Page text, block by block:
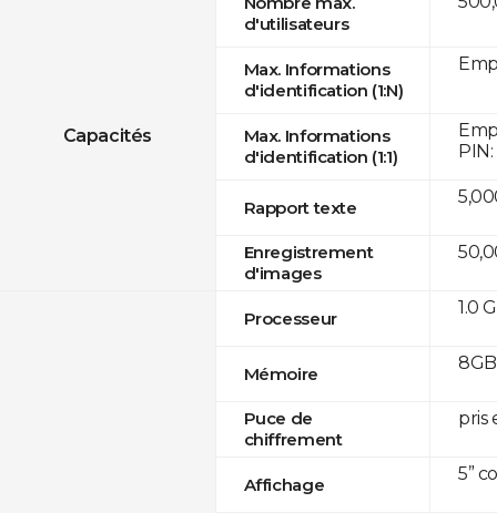
Capacités
d'utilisateurs
Max. Informations
d'identification (1:N)
Max. Informations
d'identification (1:1)
Rapport texte
Enregistrement
d'images
Processeur
Mémoire
Puce de
chiffrement
Affichage
1.0
pris
5”